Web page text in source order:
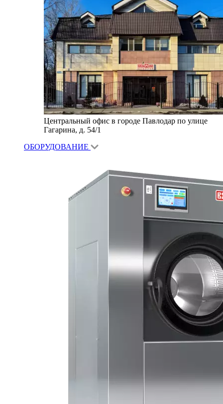
Центральный офис в городе Павлодар по улице
Гагарина, д. 54/1
ОБОРУДОВАНИЕ